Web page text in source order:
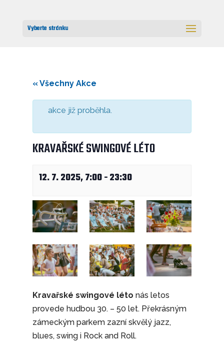
Vyberte stránku
« Všechny Akce
akce již proběhla.
KRAVAŘSKÉ SWINGOVÉ LÉTO
12. 7. 2025, 7:00-23:30
Kravařské swingové léto nás letos
provede hudbou 30. – 50 let. Překrásným
zámeckým parkem zazní skvělý jazz,
blues, swing i Rock and Roll.